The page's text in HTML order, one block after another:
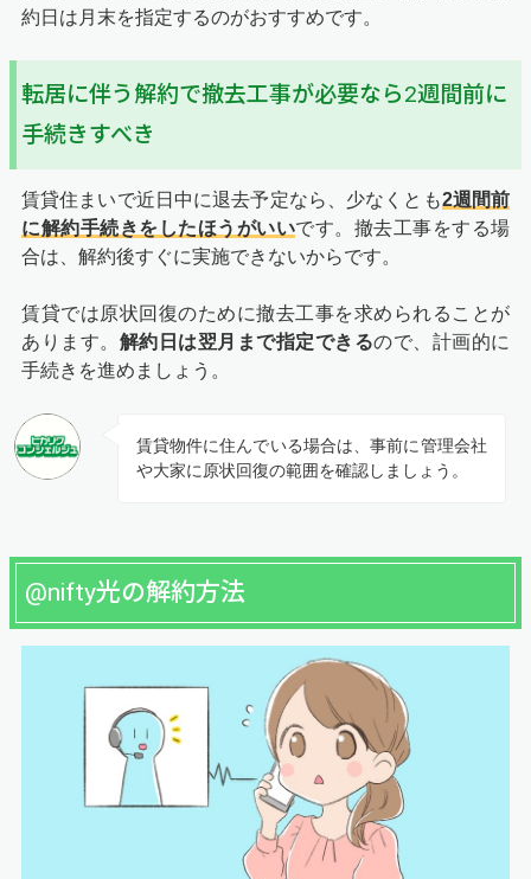
約日は月末を指定するのがおすすめです。
転居に伴う解約で撤去工事が必要なら2週間前に
手続きすべき
賃貸住まいで近日中に退去予定なら、少なくとも2週間前
に解約手続きをしたほうがいいです。撤去工事をする場
合は、解約後すぐに実施できないからです。
賃貸では原状回復のために撤去工事を求められることが
あります。 解約日は翌月まで指定できるので、計画的に
手続きを進めましょう。
賃貸物件に住んでいる場合は、事前に管理会社
や大家に原状回復の範囲を確認しましょう。
@nifty光の解約方法